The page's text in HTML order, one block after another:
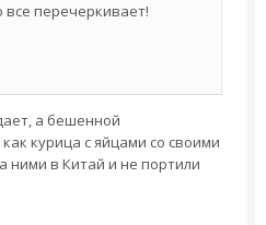
перечеркивает!
а бешенной
курица с яйцами со своими
ними в Китай и не портили